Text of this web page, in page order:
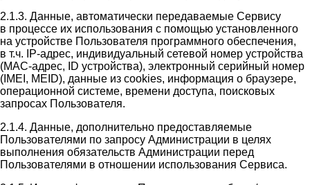
2.1.3. Данные, автоматически передаваемые Сервису
в процессе их использования с помощью установленного
на устройстве Пользователя программного обеспечения,
в т.ч. IP-адрес, индивидуальный сетевой номер устройства
(MAC-адрес, ID устройства), электронный серийный номер
(IMEI, MEID), данные из cookies, информация о браузере,
операционной системе, времени доступа, поисковых
запросах Пользователя.
2.1.4. Данные, дополнительно предоставляемые
Пользователями по запросу Администрации в целях
выполнения обязательств Администрации перед
Пользователями в отношении использования Сервиса.